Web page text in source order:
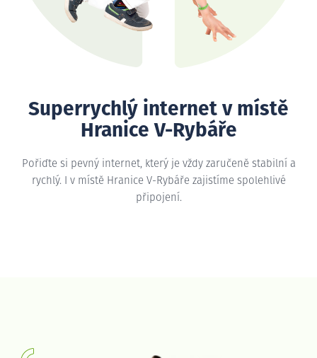
Superrychlý internet v místě
Hranice V-Rybáře
Pořiďte si pevný internet, který je vždy zaručeně stabilní a
rychlý. I v místě Hranice V-Rybáře zajistíme spolehlivé
připojení.